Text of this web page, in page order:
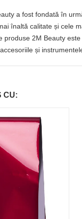
a fost fondată în
înaltă calitate și cele
produse 2M Beauty
și
CU: